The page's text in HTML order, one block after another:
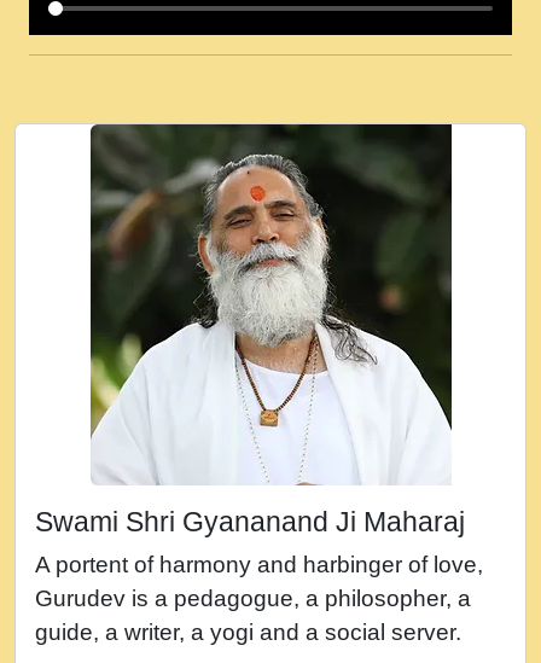
कई पकड क मर हथ र मह वदवन पहच दय! मह जन
Ki - Krishna Bhajan - New Bhajan 2020
#Ishwar Bhakti.mp3
जब से गीता ज्ञान पाया मैं बड़ी मस्ती में हूँ । 2018 -
Rishikesh - Ratan Ji Rasik.mp3
तन हल दल द सनव मड उतत सर रख क, नल रव त
गल लग जव त सर उतत हथ रख द!.mp3
तू कर प्रीतम से प्रीत, यूहीं दिन बीतते जाते हैं ।
2018 - Rishikesh - Swami Gyananand Ji
Maharaj.mp3
न म गवद गपल गद फर, पयर महन न रझद फर! shri
नह भरस रह लडडल... अपन खट करम क !!!! मह दद
सहर चरण क .....mp3
बगड नसब कसन सवर तर बगर Shri ravinandan
shastri ji maharaj.mp3
Swami Shri Gyananand Ji Maharaj
A portent of harmony and harbinger of love,
Gurudev is a pedagogue, a philosopher, a
guide, a writer, a yogi and a social server.